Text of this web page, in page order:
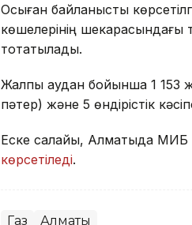
Осыған байланысты
көшелерінің шекарасындағы
тоқтатылады.
Жалпы аудан бойынша 1 153
пәтер) және 5 өндірістік
Еске салайық, Алматыда МИБ
көрсетіледі.
Газ Алматы